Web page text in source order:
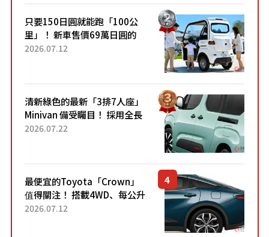
只要150日圓就能跑「100公
里」！ 新車售價69萬日圓的
「3人座」Trike大受歡迎！ 順
2026.07.12
清新綠色的最新「3排7人座」
Minivan 備受矚目！ 採用全長
4.7公尺剛剛好的車身尺寸與
2026.07.22
最便宜的Toyota「Crown」
值得關注！ 搭載4WD、每公升
22.4公里低油耗表現超亮眼！
2026.07.12